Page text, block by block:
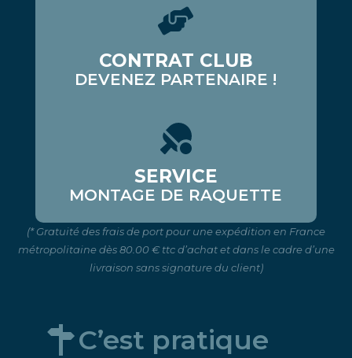
CONTRAT CLUB
DEVENEZ PARTENAIRE !
SERVICE
MONTAGE DE RAQUETTE
(* Gratuité des frais de port pour une expédition en France
métropolitaine dès 80.00 € ttc d’achat et dans le cadre d’une
livraison sans signature du client)
C’est pratique